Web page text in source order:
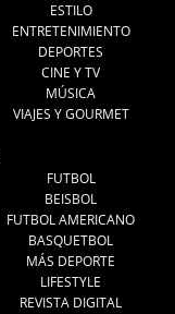
ESTILO
ENTRETENIMIENTO
DEPORTES
CINE Y TV
MÚSICA
VIAJES Y GOURMET
FUTBOL
BEISBOL
FUTBOL AMERICANO
BASQUETBOL
MÁS DEPORTE
LIFESTYLE
REVISTA DIGITAL